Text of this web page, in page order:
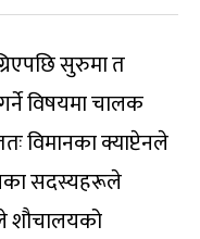
सुरुमा त
विषयमा चालक
क्याप्टेनले
सदस्यहरूले
शौचालयको